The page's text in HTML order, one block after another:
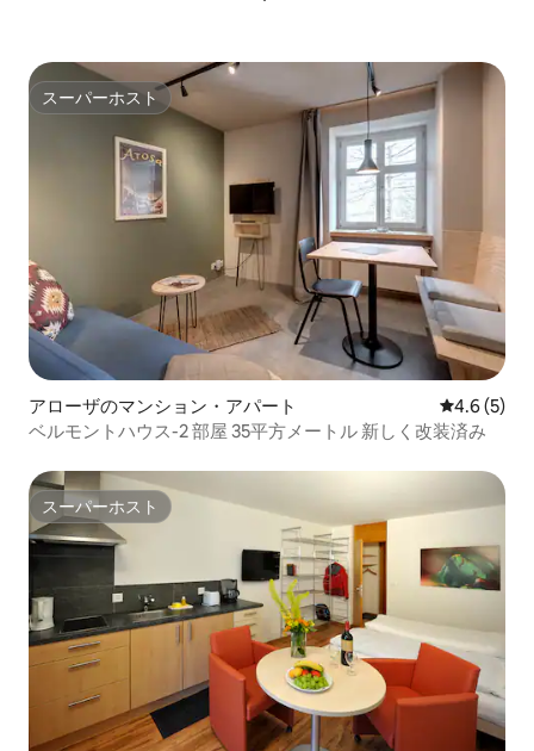
スーパーホスト
スーパーホスト
アローザのマンション・アパート レビュー5
4.6 (5)
ベルモントハウス-2 部屋 35平方メートル 新しく改装済み
スーパーホスト
スーパーホスト